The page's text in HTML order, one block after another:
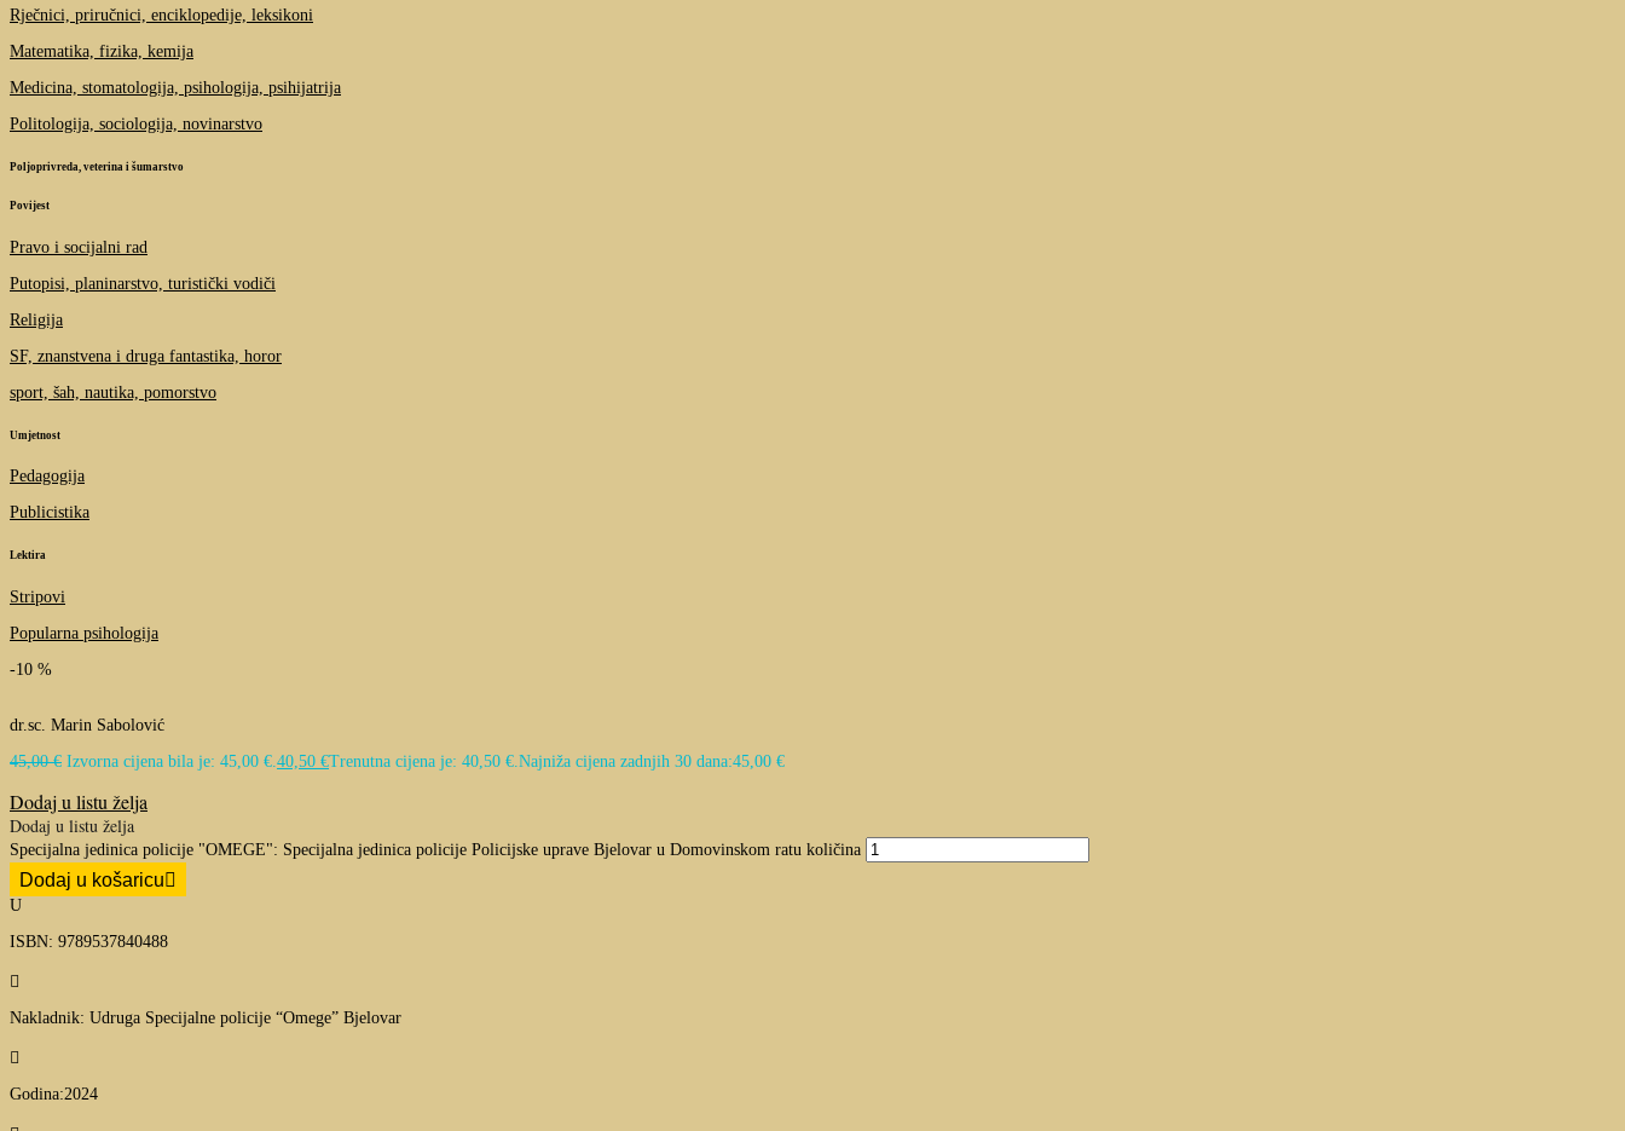
Rječnici, priručnici, enciklopedije, leksikoni
Matematika, fizika, kemija
Medicina, stomatologija, psihologija, psihijatrija
Politologija, sociologija, novinarstvo
Poljoprivreda, veterina i šumarstvo
Povijest
Pravo i socijalni rad
Putopisi, planinarstvo, turistički vodiči
Religija
SF, znanstvena i druga fantastika, horor
sport, šah, nautika, pomorstvo
Umjetnost
Pedagogija
Publicistika
Lektira
Stripovi
Popularna psihologija
-10 %
dr.sc. Marin Sabolović
45,00€ Izvorna cijena bila je: 45,00 €.40,50 €Trenutna cijena je: 40,50 €.Najniža cijena zadnjih 30 dana:45,00 €
Dodaj u listu želja
Dodaj u listu želja
Specijalna jedinica policije "OMEGE": Specijalna jedinica policije Policijske uprave Bjelovar u Domovinskom ratu količina
Dodaj u košaricu
U
ISBN: 9789537840488

Nakladnik: Udruga Specijalne policije “Omege” Bjelovar

Godina:2024